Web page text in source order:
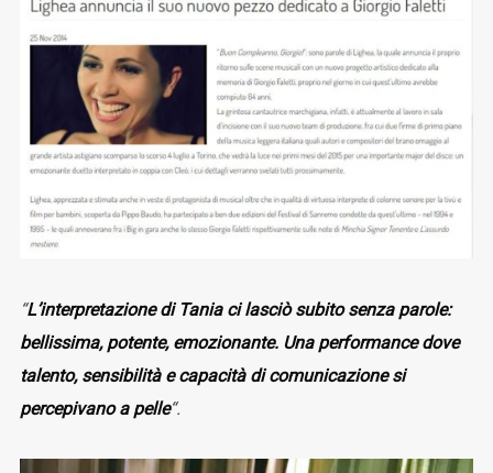
“L’interpretazione di Tania ci lasciò subito senza parole:
bellissima, potente, emozionante. Una performance dove
talento, sensibilità e capacità di comunicazione si
percepivano a pelle“.